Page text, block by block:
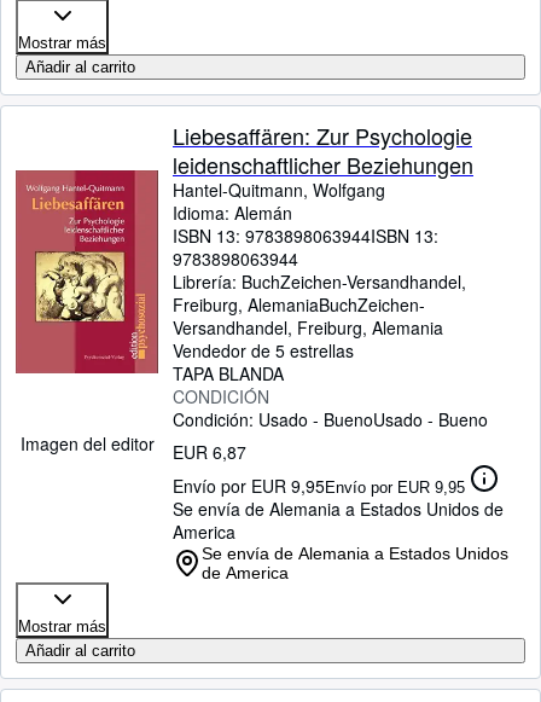
Mostrar más
Añadir al carrito
Imagen del editor
Liebesaffären: Zur Psychologie
leidenschaftlicher Beziehungen
Hantel-Quitmann, Wolfgang
Idioma: Alemán
ISBN 13: 9783898063944ISBN 13:
9783898063944
Librería: BuchZeichen-Versandhandel,
Freiburg, AlemaniaBuchZeichen-
Versandhandel, Freiburg, Alemania
Vendedor de 5 estrellas
TAPA BLANDA
CONDICIÓN
Condición: Usado - BuenoUsado - Bueno
EUR 6,87
Envío por EUR 9,95Envío por EUR 9,95
Se envía de Alemania a Estados Unidos de
America
Se envía de Alemania a Estados Unidos
de America
Mostrar más
Añadir al carrito